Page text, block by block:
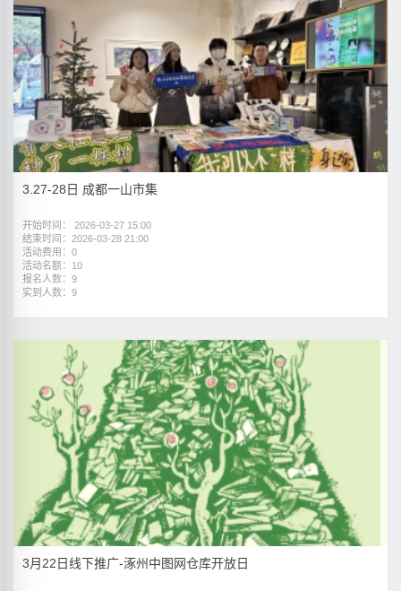
3.27-28日 成都一山市集
开始时间： 2026-03-27 15:00
结束时间：2026-03-28 21:00
活动费用：0
活动名额：10
报名人数：9
实到人数：9
3月22日线下推广-涿州中图网仓库开放日